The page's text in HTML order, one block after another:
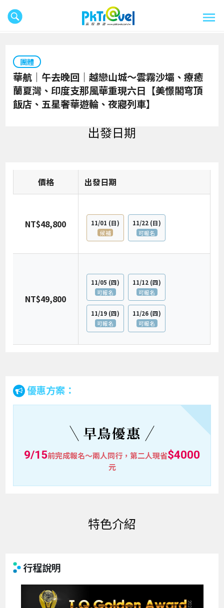
團體
華航｜午去晚回｜越戀山城～雲霧沙壩、療癒
蘭夏灣、印度支那風華重現六日【美憬閣穹頂
飯店、五星奢華遊輪、夜寢列車】
優惠方案：
早鳥優惠
9/15前完成報名～兩人同行，第二人現省$4000
元
特色介紹
行程說明
出發日期
價格 日期
NT$48,800 11/01 (日)
候補
11/22 (日)
可報名
NT$49,800
11/05 (四)
可報名
11/12 (四)
可報名
11/19 (四)
可報名
11/26 (四)
可報名